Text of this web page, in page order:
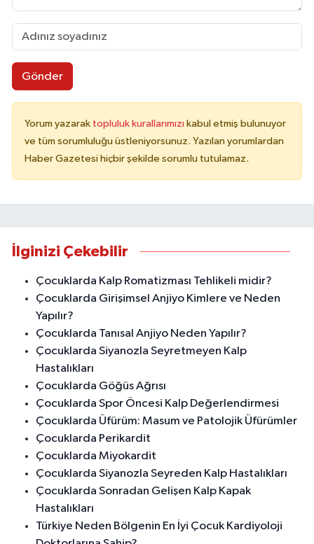
Gönder
Yorum yazarak topluluk kurallarımızı kabul etmiş bulunuyor
ve tüm sorumluluğu üstleniyorsunuz. Yazılan yorumlardan
Haber Gazetesi hiçbir şekilde sorumlu tutulamaz.
İlginizi Çekebilir
Çocuklarda Kalp Romatizması Tehlikeli midir?
Çocuklarda Girişimsel Anjiyo Kimlere ve Neden
Yapılır?
Çocuklarda Tanısal Anjiyo Neden Yapılır?
Çocuklarda Siyanozla Seyretmeyen Kalp
Hastalıkları
Çocuklarda Göğüs Ağrısı
Çocuklarda Spor Öncesi Kalp Değerlendirmesi
Çocuklarda Üfürüm: Masum ve Patolojik Üfürümler
Çocuklarda Perikardit
Çocuklarda Miyokardit
Çocuklarda Siyanozla Seyreden Kalp Hastalıkları
Çocuklarda Sonradan Gelişen Kalp Kapak
Hastalıkları
Türkiye Neden Bölgenin En İyi Çocuk Kardiyoloji